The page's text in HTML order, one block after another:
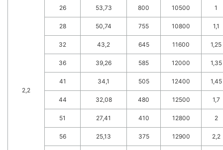
2,2
26 53,73 800 10500 1
28 50,74 755 10800 1,1
32 43,2 645 11600 1,25
36 39,26 585 12000 1,35
41 34,1 505 12400 1,45
44 32,08 480 12500 1,7
51 27,41 410 12800 2
56 25,13 375 12900 2,2